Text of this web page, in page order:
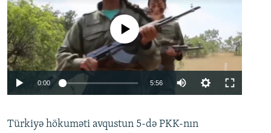
No media source currently available
0:00 5:56
360p
Türkiyə hökuməti avqustun 5-də PKK-nın